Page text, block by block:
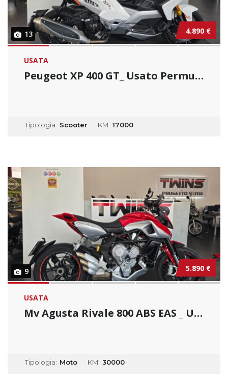
13 4.890 €
USATA
Peugeot XP 400 GT_ Usato Permutabile
Tipologia: Scooter KM: 17000
9 5.890 €
USATA
Mv Agusta Rivale 800 ABS EAS _ Usato Permuta...
Tipologia: Moto KM: 30000